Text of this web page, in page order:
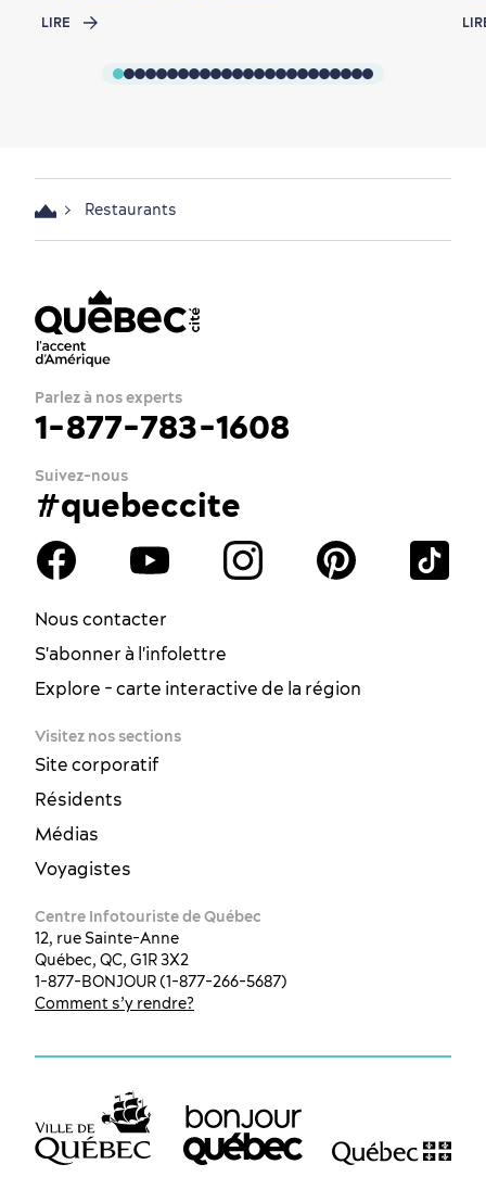
LIRE
Restaurants
Parlez à nos experts
1-877-783-1608
Suivez-nous
#quebeccite
Nous contacter
S'abonner à l'infolettre
Explore - carte interactive de la région
Visitez nos sections
Site corporatif
Résidents
Médias
Voyagistes
Centre Infotouriste de Québec
12, rue Sainte-Anne
Québec, QC, G1R 3X2
1-877-BONJOUR (1-877-266-5687)
Comment s’y rendre?